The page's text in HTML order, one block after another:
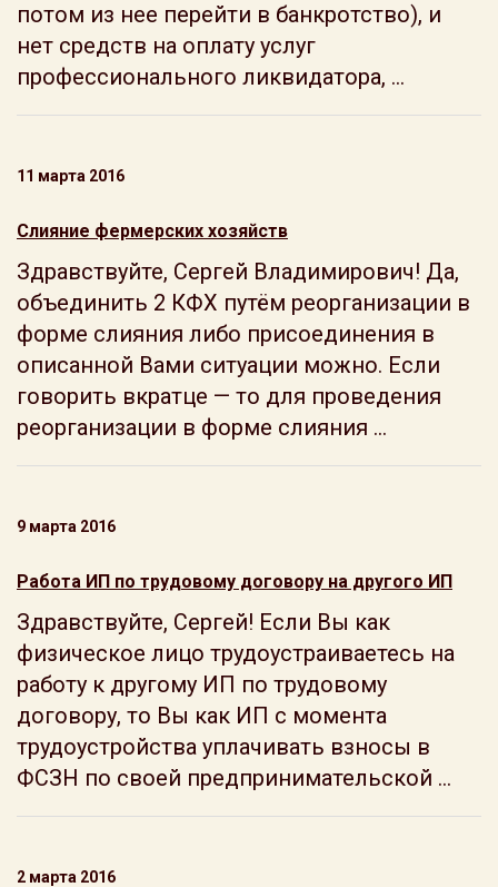
потом из нее перейти в банкротство), и
нет средств на оплату услуг
профессионального ликвидатора, ...
11 марта 2016
Слияние фермерских хозяйств
Здравствуйте, Сергей Владимирович! Да,
объединить 2 КФХ путём реорганизации в
форме слияния либо присоединения в
описанной Вами ситуации можно. Если
говорить вкратце — то для проведения
реорганизации в форме слияния ...
9 марта 2016
Работа ИП по трудовому договору на другого ИП
Здравствуйте, Сергей! Если Вы как
физическое лицо трудоустраиваетесь на
работу к другому ИП по трудовому
договору, то Вы как ИП с момента
трудоустройства уплачивать взносы в
ФСЗН по своей предпринимательской ...
2 марта 2016